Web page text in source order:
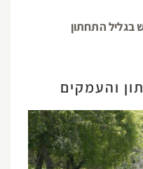
בגליל התחתון
והעמקים